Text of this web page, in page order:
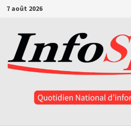
Passer
contenu
7 août 2026